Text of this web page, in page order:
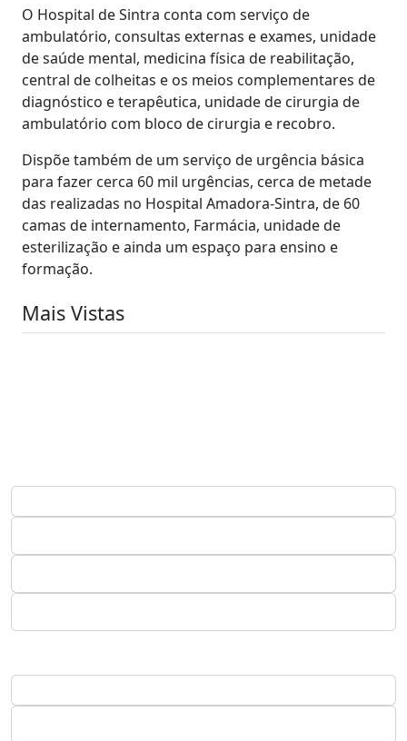
O Hospital de Sintra conta com serviço de
ambulatório, consultas externas e exames, unidade
de saúde mental, medicina física de reabilitação,
central de colheitas e os meios complementares de
diagnóstico e terapêutica, unidade de cirurgia de
ambulatório com bloco de cirurgia e recobro.
Dispõe também de um serviço de urgência básica
para fazer cerca 60 mil urgências, cerca de metade
das realizadas no Hospital Amadora-Sintra, de 60
camas de internamento, Farmácia, unidade de
esterilização e ainda um espaço para ensino e
formação.
Mais Vistas